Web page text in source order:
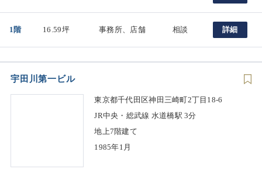
1階 16.59坪 事務所、店舗 相談 詳細
宇田川第一ビル
東京都千代田区神田三崎町2丁目18-6
JR中央・総武線 水道橋駅 3分
地上7階建て
1985年1月